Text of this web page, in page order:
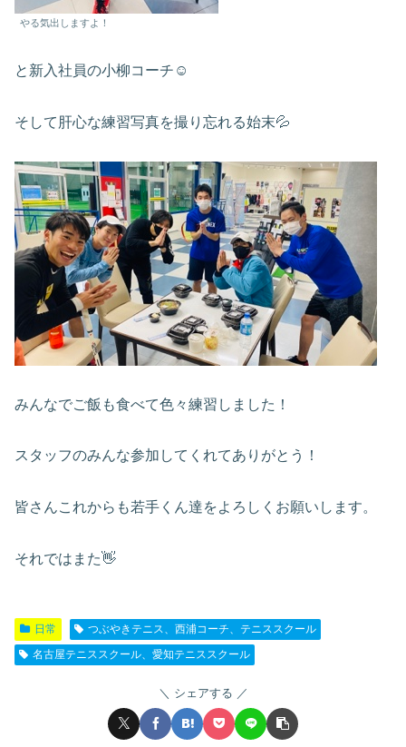
やる気出しますよ！
と新入社員の小柳コーチ☺️
そして肝心な練習写真を撮り忘れる始末💦
みんなでご飯も食べて色々練習しました！
スタッフのみんな参加してくれてありがとう！
皆さんこれからも若手くん達をよろしくお願いします。
それではまた👋
日常
つぶやきテニス、西浦コーチ、テニススクール
名古屋テニススクール、愛知テニススクール
シェアする